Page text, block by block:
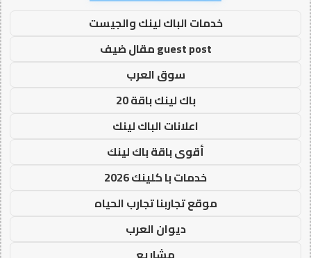
خدمات الباك لينك والجيست
guest post مقال ضيف
سوق العرب
باك لينك باقة 20
اعلانات الباك لينك
أقوى باقة باك لينك
خدمات با كلينك 2026
موقع تجاربنا تجارب الحياه
ديوان العرب